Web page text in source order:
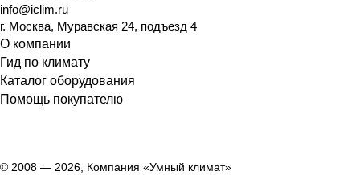
info@iclim.ru
г. Москва, Муравская 24, подъезд 4
О компании
Гид по климату
Каталог оборудования
Помощь покупателю
© 2008 — 2026, Компания «Умный климат»